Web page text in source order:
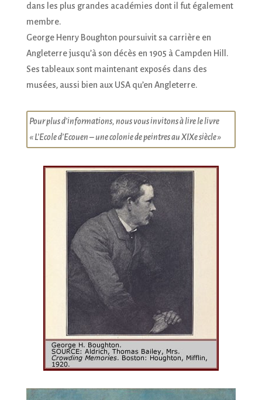
dans les plus grandes académies dont il fut également
membre.
George Henry Boughton poursuivit sa carrière en
Angleterre jusqu’à son décès en 1905 à Campden Hill.
Ses tableaux sont maintenant exposés dans des
musées, aussi bien aux USA qu’en Angleterre.
Pour plus d’informations, nous vous invitons à lire le livre
« L’Ecole d’Ecouen – une colonie de peintres au XIXe siècle »